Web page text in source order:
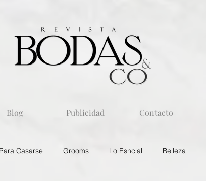
Blog Publicidad Contacto
Para Casarse Grooms Lo Esncial Belleza